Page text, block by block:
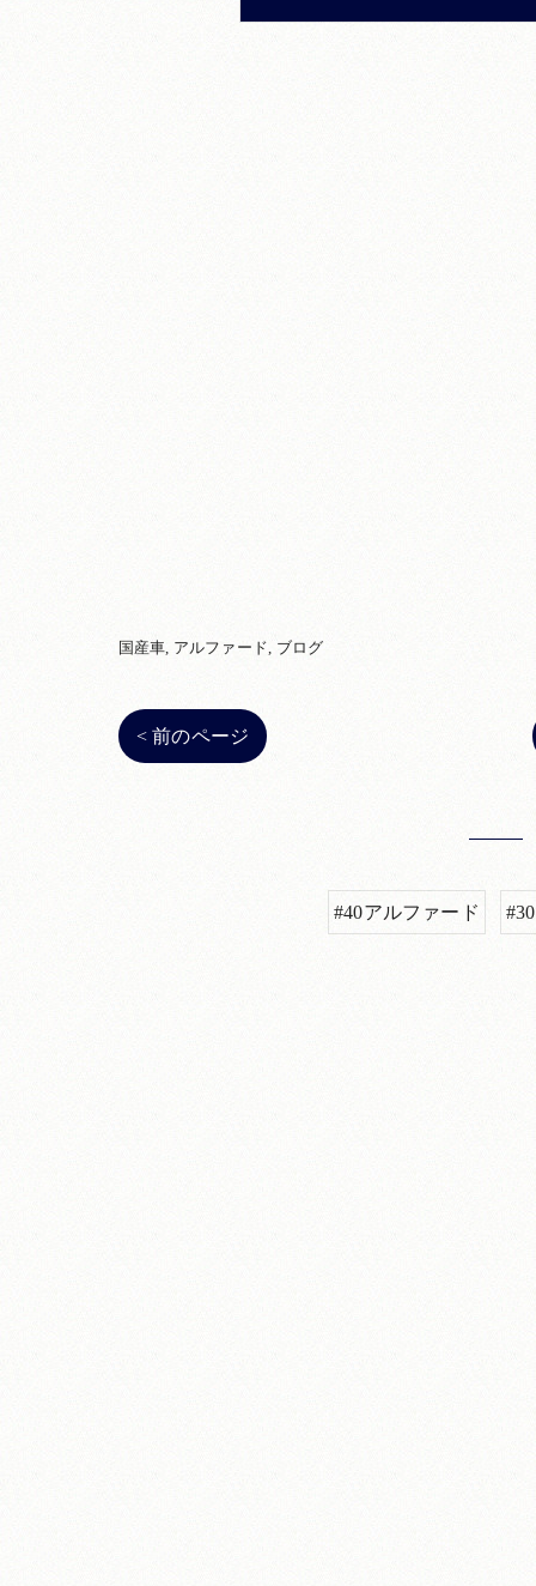
国産車 アルファード ブログ
< 前のページ
#40アルファード